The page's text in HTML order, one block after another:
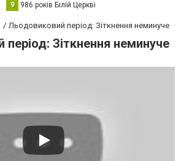
9 986 років Білій Церкві
Льодовиковий період: Зіткнення неминуче
Зіткнення неминуче